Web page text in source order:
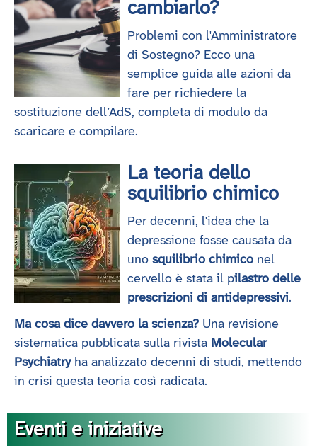
cambiarlo?
Problemi con l'Amministratore
di Sostegno? Ecco una
semplice guida alle azioni da
fare per richiedere la
sostituzione dell’AdS, completa di modulo da
scaricare e compilare.
La teoria dello
squilibrio chimico
Per decenni, l'idea che la
depressione fosse causata da
uno squilibrio chimico nel
cervello è stata il pilastro delle
prescrizioni di antidepressivi.
Ma cosa dice davvero la scienza? Una revisione
sistematica pubblicata sulla rivista Molecular
Psychiatryha analizzato decenni di studi, mettendo
in crisi questa teoria così radicata.
Eventi e iniziative